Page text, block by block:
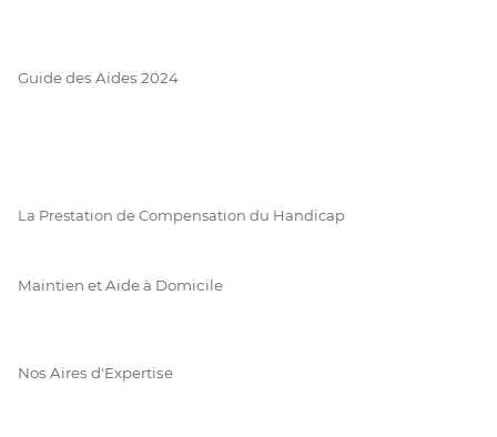
Guide des Aides 2024
La Prestation de Compensation du Handicap
Maintien et Aide à Domicile
Nos Aires d'Expertise